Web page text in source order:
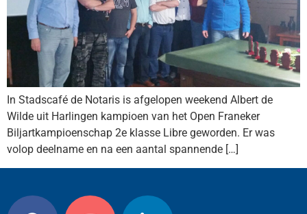
In Stadscafé de Notaris is afgelopen weekend Albert de
Wilde uit Harlingen kampioen van het Open Franeker
Biljartkampioenschap 2e klasse Libre geworden. Er was
volop deelname en na een aantal spannende […]